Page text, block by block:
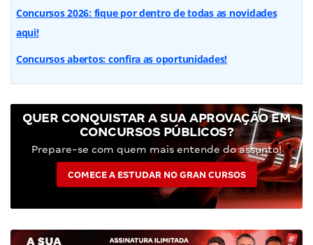
Concursos 2026: fique por dentro de todas as novidades
aqui!
Concursos abertos: confira as oportunidades!
QUER CONQUISTAR A SUA APROVAÇÃO EM
CONCURSOS PÚBLICOS?
Prepare-se com quem mais entende do assunto!
COMECE A ESTUDAR NO GRAN CURSOS